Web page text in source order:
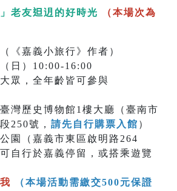
老友𨑨迌的好時光
（本場次為
《嘉義小旅行》作者）
日）10:00-16:00
眾，全年齡皆可參與
灣歷史博物館1樓大廳（臺南市
250號， 請先自行購票入館 ）
園（嘉義市東區啟明路264
自行於嘉義停留，或搭乘遊覽
（本場活動需繳交500元保證